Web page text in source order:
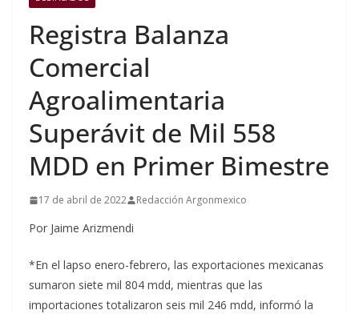
Registra Balanza
Comercial
Agroalimentaria
Superávit de Mil 558
MDD en Primer Bimestre
17 de abril de 2022 Redacción Argonmexico
Por Jaime Arizmendi
*En el lapso enero-febrero, las exportaciones mexicanas
sumaron siete mil 804 mdd, mientras que las
importaciones totalizaron seis mil 246 mdd, informó la